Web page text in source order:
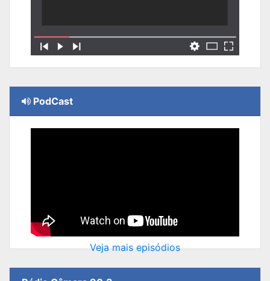
PodCast
Veja mais episódios